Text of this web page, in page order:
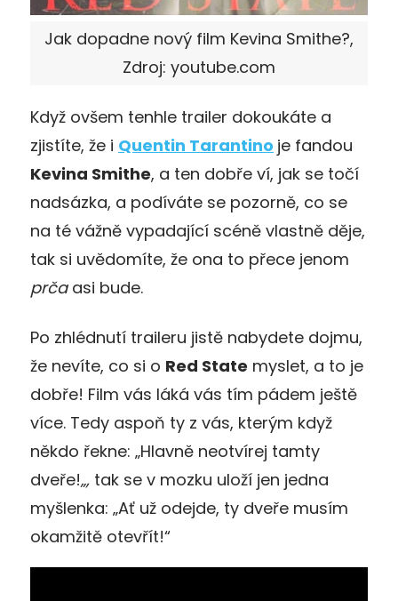
Jak dopadne nový film Kevina Smithe?,
Zdroj: youtube.com
Když ovšem tenhle trailer dokoukáte a
zjistíte, že i Quentin Tarantino je fandou
Kevina Smithe, a ten dobře ví, jak se točí
nadsázka, a podíváte se pozorně, co se
na té vážně vypadající scéně vlastně děje,
tak si uvědomíte, že ona to přece jenom
prčaasi bude.
Po zhlédnutí traileru jistě nabydete dojmu,
že nevíte, co si o Red State myslet, a to je
dobře! Film vás láká vás tím pádem ještě
více. Tedy aspoň ty z vás, kterým když
někdo řekne: „Hlavně neotvírej tamty
dveře!„, tak se v mozku uloží jen jedna
myšlenka: „Ať už odejde, ty dveře musím
okamžitě otevřít!“